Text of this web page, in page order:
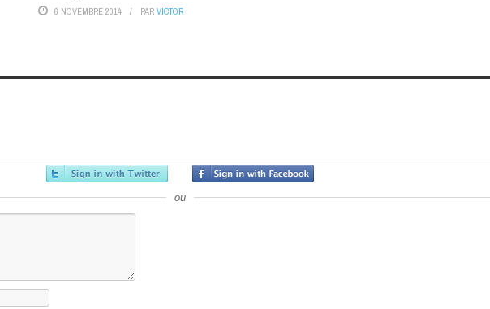
6 NOVEMBRE 2014 PAR VICTOR
ou